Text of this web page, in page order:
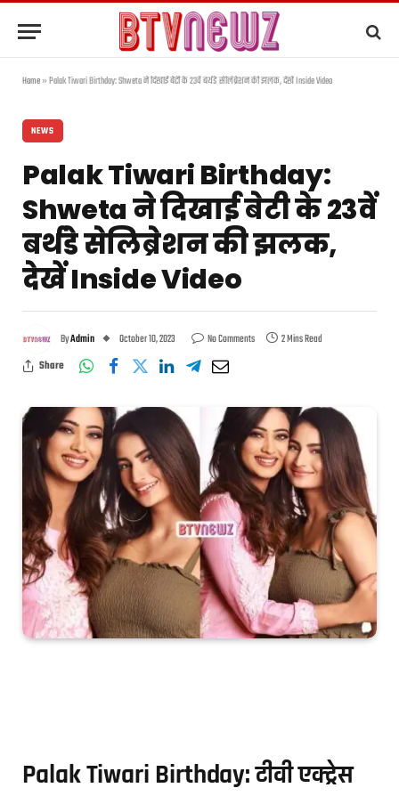
Home»Palak Tiwari Birthday: Shweta ने दिखाई बेटी के 23वें बर्थडे सेलिब्रेशन की झलक, देखें Inside Video
NEWS
Palak Tiwari Birthday:
Shweta ने दिखाई बेटी के 23वें
बर्थडे सेलिब्रेशन की झलक,
देखें Inside Video
ByAdmin October 10, 2023 No Comments
2 Mins Read
Share
Palak Tiwari Birthday: टीवी एक्ट्रेस